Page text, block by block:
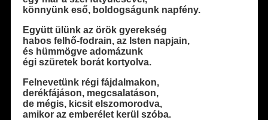
könnyünk eső, boldogságunk napfény.
Együtt ülünk az örök gyerekség
habos felhő-fodrain, az Isten napjain,
és hümmögve adomázunk
égi szüretek borát kortyolva.
Felnevetünk régi fájdalmakon,
derékfájáson, megcsalatáson,
de mégis, kicsit elszomorodva,
amikor az emberélet kerül szóba.